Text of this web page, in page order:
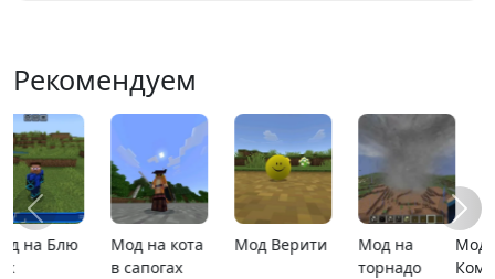
Рекомендуем
Мод на
Компьютеры
MCPE 26.13 MCPE 26.1
Карта